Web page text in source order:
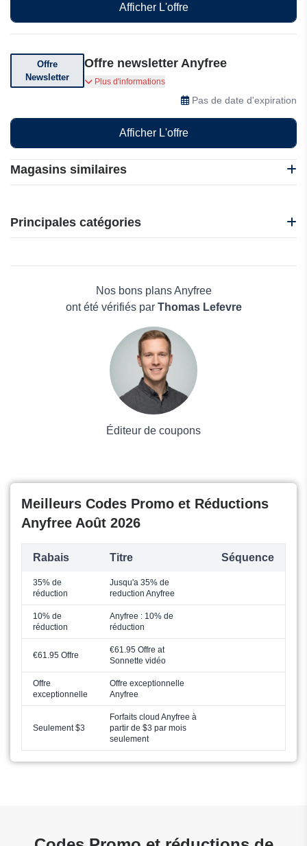
Magasins similaires
K&F Concept
OBSBOT
Qustodio
Principales catégories
Maison & Jardin
Boissons
Nos bons plans Anyfree
ont été vérifiés par Thomas Lefevre
Éditeur de coupons
Afficher L'offre
Offre
Newsletter
Offre newsletter Anyfree
Abonnez-vous et recevez des offres
Plus d'informations
Pas de date d'expiration
Afficher L'offre
Meilleurs Codes Promo et Réductions
Anyfree Août 2026
Rabais Titre Séquence
35% de
réduction
Jusqu'a 35% de
reduction Anyfree
10% de
réduction
Anyfree : 10% de
réduction
€61.95 Offre
€61.95 Offre at
Sonnette vidéo
Offre
exceptionnelle
Offre exceptionnelle
Anyfree
Seulement $3
Forfaits cloud Anyfree à
partir de $3 par mois
seulement